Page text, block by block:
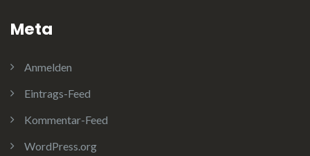
Meta
Anmelden
Eintrags-Feed
Kommentar-Feed
WordPress.org